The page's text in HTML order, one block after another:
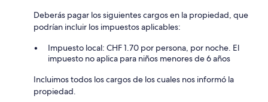
Deberás pagar los siguientes cargos en la propiedad, que
podrían incluir los impuestos aplicables:
Impuesto local: CHF 1.70 por persona, por noche. El
impuesto no aplica para niños menores de 6 años
Incluimos todos los cargos de los cuales nos informó la
propiedad.